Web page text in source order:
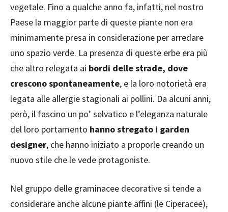
vegetale. Fino a qualche anno fa, infatti, nel nostro
Paese la maggior parte di queste piante non era
minimamente presa in considerazione per arredare
uno spazio verde. La presenza di queste erbe era più
che altro relegata ai bordi delle strade, dove
crescono spontaneamente, e la loro notorietà era
legata alle allergie stagionali ai pollini. Da alcuni anni,
però, il fascino un po’ selvatico e l’eleganza naturale
del loro portamento hanno stregato i garden
designer, che hanno iniziato a proporle creando un
nuovo stile che le vede protagoniste.
Nel gruppo delle graminacee decorative si tende a
considerare anche alcune piante affini (le Ciperacee),